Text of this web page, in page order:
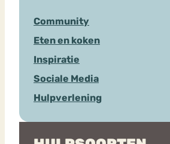
Community
Eten en koken
Inspiratie
Sociale Media
Hulpverlening